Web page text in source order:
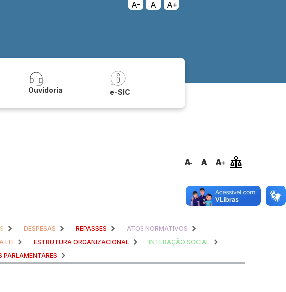
A- A
A+
Ouvidoria e-SIC
DESPESAS REPASSES
ATOS NORMATIVOS
LEI ESTRUTURA ORGANIZACIONAL
INTERAÇÃO SOCIAL
PARLAMENTARES